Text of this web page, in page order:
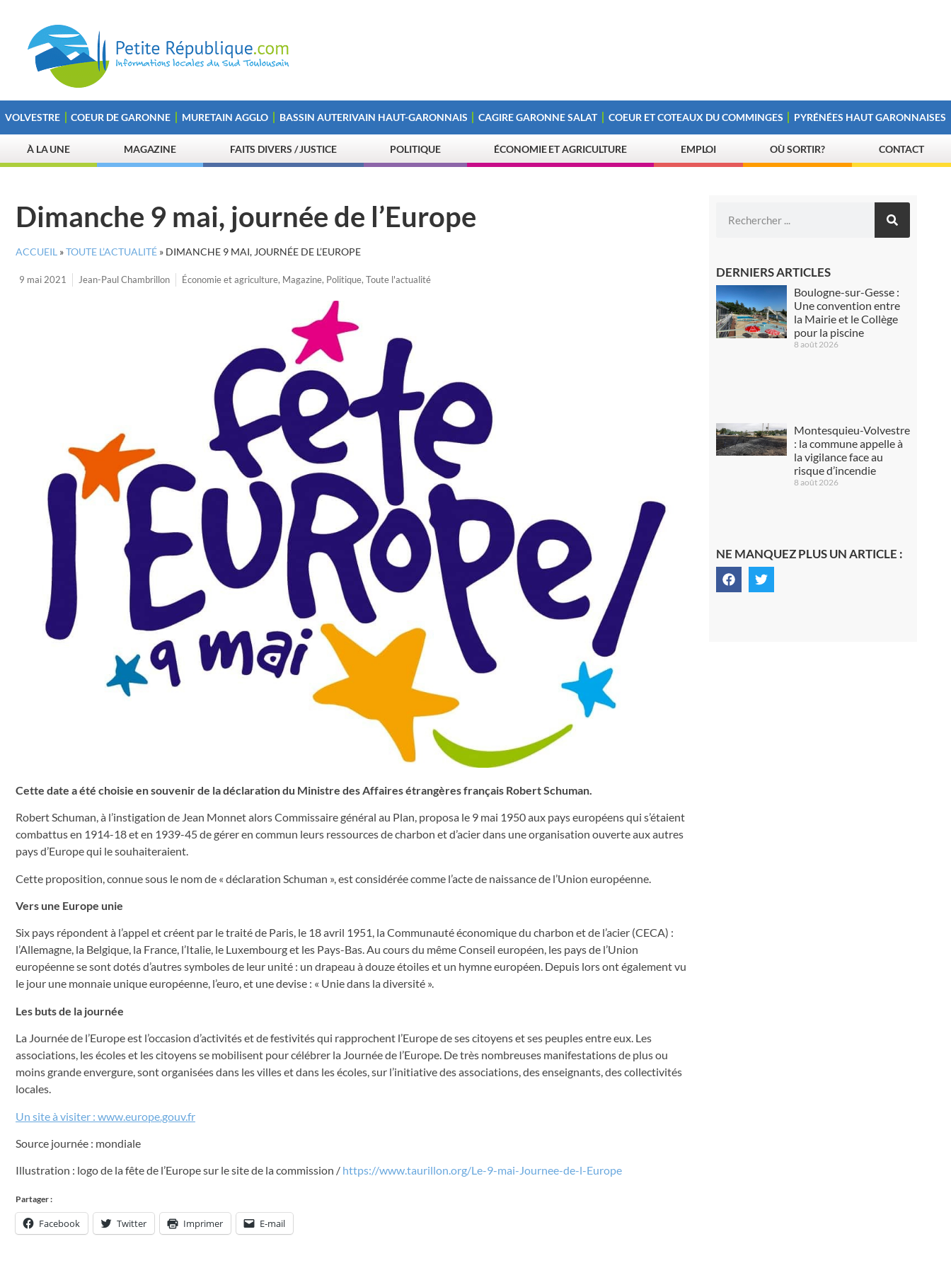
VOLVESTRE COEUR DE GARONNE MURETAIN AGGLO BASSIN AUTERIVAIN HAUT-GARONNAIS CAGIRE GARONNE SALAT COEUR ET COTEAUX DU COMMINGES PYRÉNÉES HAUT GARONNAISES
À LA UNE MAGAZINE FAITS DIVERS / JUSTICE POLITIQUE ÉCONOMIE ET AGRICULTURE EMPLOI OÙ SORTIR? CONTACT
Dimanche 9 mai, journée de l’Europe
ACCUEIL »TOUTE L’ACTUALITÉ » DIMANCHE 9 MAI, JOURNÉE DE L’EUROPE
9 mai 2021 Jean-Paul Chambrillon Économie et agriculture, Magazine, Politique, Toute l'actualité
Cette date a été choisie en souvenir de la déclaration du Ministre des Affaires étrangères français Robert Schuman.
Robert Schuman, à l’instigation de Jean Monnet alors Commissaire général au Plan, proposa le 9 mai 1950 aux pays européens qui s’étaient
combattus en 1914-18 et en 1939-45 de gérer en commun leurs ressources de charbon et d’acier dans une organisation ouverte aux autres
pays d’Europe qui le souhaiteraient.
Cette proposition, connue sous le nom de « déclaration Schuman », est considérée comme l’acte de naissance de l’Union européenne.
Vers une Europe unie
Six pays répondent à l’appel et créent par le traité de Paris, le 18 avril 1951, la Communauté économique du charbon et de l’acier (CECA) :
l’Allemagne, la Belgique, la France, l’Italie, le Luxembourg et les Pays-Bas. Au cours du même Conseil européen, les pays de l’Union
européenne se sont dotés d’autres symboles de leur unité : un drapeau à douze étoiles et un hymne européen. Depuis lors ont également vu
le jour une monnaie unique européenne, l’euro, et une devise : « Unie dans la diversité ».
Les buts de la journée
La Journée de l’Europe est l’occasion d’activités et de festivités qui rapprochent l’Europe de ses citoyens et ses peuples entre eux. Les
associations, les écoles et les citoyens se mobilisent pour célébrer la Journée de l’Europe. De très nombreuses manifestations de plus ou
moins grande envergure, sont organisées dans les villes et dans les écoles, sur l’initiative des associations, des enseignants, des collectivités
locales.
Un site à visiter : www.europe.gouv.fr
Source journée : mondiale
Illustration : logo de la fête de l’Europe sur le site de la commission / https://www.taurillon.org/Le-9-mai-Journee-de-l-Europe
Partager :
Facebook Twitter Imprimer E-mail
DERNIERS ARTICLES
Boulogne-sur-Gesse :
Une convention entre
la Mairie et le Collège
pour la piscine
8 août 2026
Montesquieu-Volvestre
: la commune appelle à
la vigilance face au
risque d’incendie
8 août 2026
NE MANQUEZ PLUS UN ARTICLE :